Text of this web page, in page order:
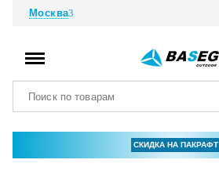
Москва
СКИДКА НА ПАКРАФТ